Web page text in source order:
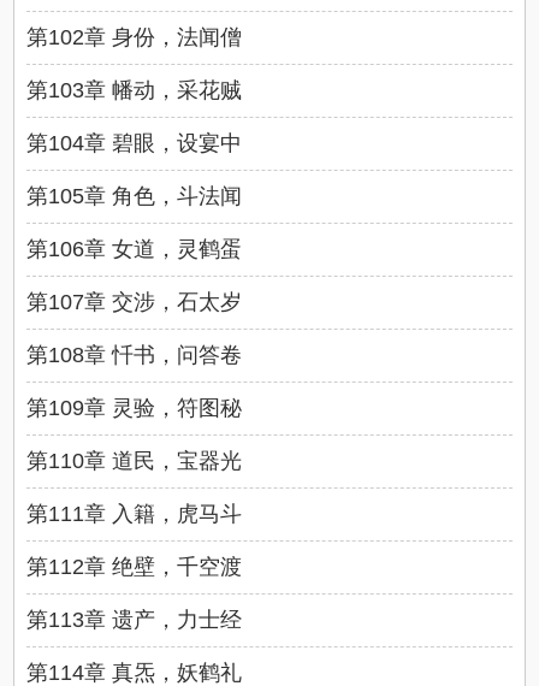
第102章 身份，法闻僧
第103章 幡动，采花贼
第104章 碧眼，设宴中
第105章 角色，斗法闻
第106章 女道，灵鹤蛋
第107章 交涉，石太岁
第108章 忏书，问答卷
第109章 灵验，符图秘
第110章 道民，宝器光
第111章 入籍，虎马斗
第112章 绝壁，千空渡
第113章 遗产，力士经
第114章 真炁，妖鹤礼